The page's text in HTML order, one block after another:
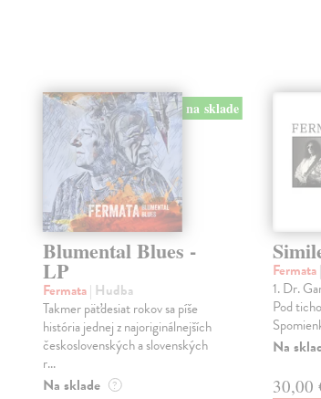
na sklade
Blumental Blues -
LP
Fermata| Hudba
Takmer päťdesiat rokov sa píše
história jednej z najoriginálnejších
československých a slovenských
r...
Na sklade ?
Fermata
1. Dr.
Pod
Na
30,00